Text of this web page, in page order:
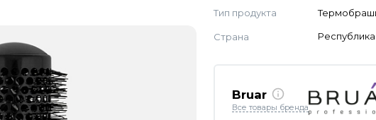
Тип продукта
Страна
Bruar
Все товары бренда